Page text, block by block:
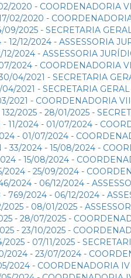
2020 - COORDENADORIA
02/2020 -
2025 - SECRETARIA
12/12/2024 - ASSESSORIA
12/2024 - ASSESSORIA
2024 - COORDENADORIA
04/2021 - SECRETARIA
2021 - SECRETARIA GERAL
2021 - COORDENADORIA VII
132/2025 - 28/01/2025 -
- 11/2024 - 01/07/2024 -
- 01/07/2024 -
- 33/2024 - 15/08/2024 -
- 15/08/2024 -
2024 - 25/09/2024 -
2024 - 06/12/2024 -
- 769/2024 - 06/12/2024 -
2025 - 08/01/2025 -
- 28/07/2025 -
- 23/10/2025 -
2025 - 07/11/2025 -
2024 - 23/07/2024 -
2024 - COORDENADORIA IV